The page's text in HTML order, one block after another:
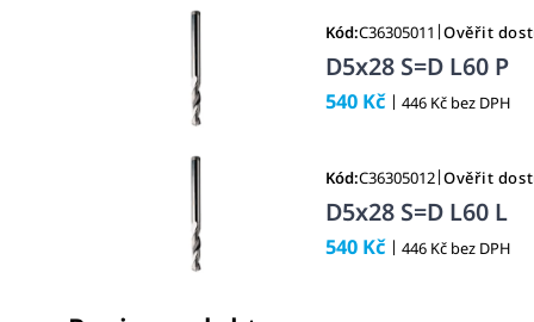
Kód:C36305011 |Ověřit
D5x28 S=D L60 P
540 Kč | 446 Kč bez DPH
Kód:C36305012|Ověřit
D5x28 S=D L60 L
540 Kč | 446 Kč bez DPH